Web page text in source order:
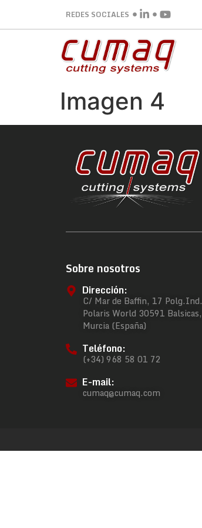
REDES SOCIALES
Imagen 4
Sobre nosotros
Dirección:
C/ Mar de Baffin, 17 Polg.Ind.
Polaris World 30591 Balsicas,
Murcia (España)
Teléfono:
(+34) 968 58 01 72
E-mail:
cumaq@cumaq.com